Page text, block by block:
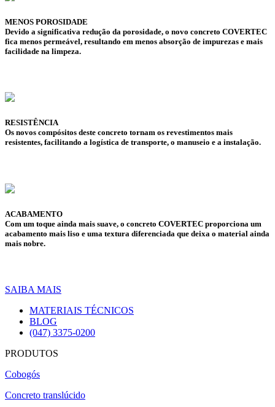
MENOS POROSIDADE
Devido a significativa redução da porosidade, o novo concreto COVERTEC
fica menos permeável, resultando em menos absorção de impurezas e mais
facilidade na limpeza.
RESISTÊNCIA
Os novos compósitos deste concreto tornam os revestimentos mais
resistentes, facilitando a logística de transporte, o manuseio e a instalação.
ACABAMENTO
Com um toque ainda mais suave, o concreto COVERTEC proporciona um
acabamento mais liso e uma textura diferenciada que deixa o material ainda
mais nobre.
SAIBA MAIS
MATERIAIS TÉCNICOS
BLOG
(047) 3375-0200
PRODUTOS
Cobogós
Concreto translúcido